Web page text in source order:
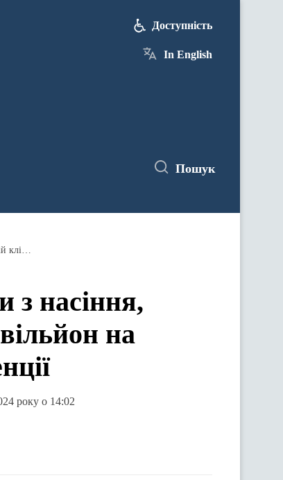
Доступність
In English
Пошук
Формула миру, цифрові інновації та стіни з насіння, що проростуть, — Україна презентує павільйон на найбільшій кліматичній конференції
з насіння,
на
року о 14:02